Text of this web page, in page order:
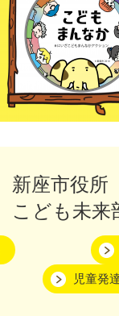
新座市役所
こども未来
児童発